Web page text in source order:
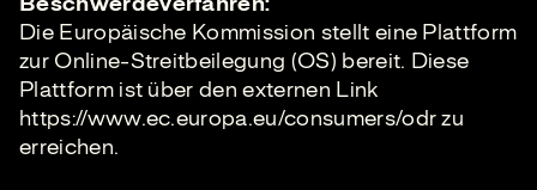
Die Europäische Kommission stellt eine Plattform
zur Online-Streitbeilegung (OS) bereit. Diese
Plattform ist über den externen Link
https://www.ec.europa.eu/consumers/odr zu
erreichen.